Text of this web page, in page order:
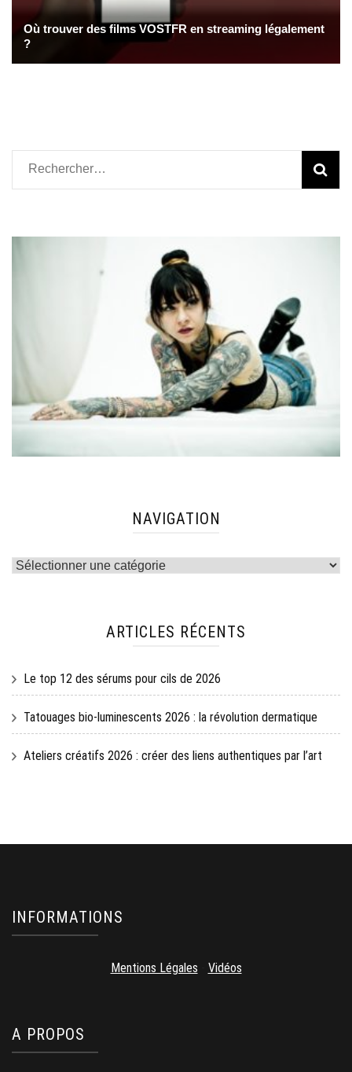
Où trouver des films VOSTFR en streaming légalement
?
Rechercher :
NAVIGATION
Navigation
ARTICLES RÉCENTS
Le top 12 des sérums pour cils de 2026
Tatouages bio-luminescents 2026 : la révolution dermatique
Ateliers créatifs 2026 : créer des liens authentiques par l’art
INFORMATIONS
Mentions Légales Vidéos
A PROPOS